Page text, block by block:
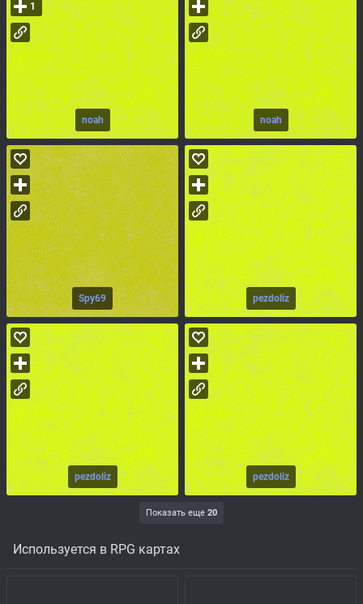
noah
1
noah
Spy69 pezdoliz
pezdoliz pezdoliz
Показать еще 20
Используется в RPG картах